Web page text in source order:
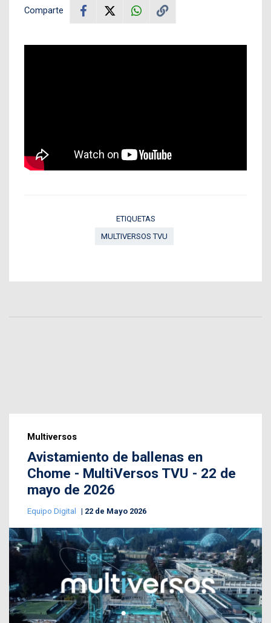
Comparte
ETIQUETAS
MULTIVERSOS TVU
Multiversos
Avistamiento de ballenas en
Chome - MultiVersos TVU - 22 de
mayo de 2026
Equipo Digital 22 de Mayo 2026